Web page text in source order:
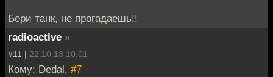
Бери танк, не прогадаешь!!
radioactive »
#11 | 22.10.13 10:01
Кому: Dedal, #7